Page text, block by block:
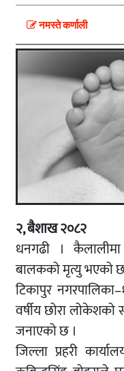
नमस्ते कर्णाली
२, बैशाख २०८२
धनगढी ।
बालकको मृत्यु भएको
टिकापुर
वर्षीय छोरा लोकेशको
जनाएको छ ।
जिल्ला प्रहरी